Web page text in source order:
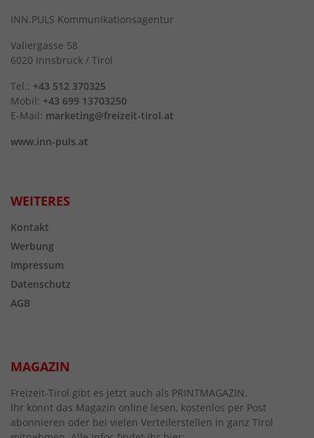
INN.PULS Kommunikationsagentur
Valiergasse 58
6020 Innsbruck / Tirol
Tel.: +43 512 370325
Mobil: +43 699 13703250
E-Mail: marketing@freizeit-tirol.at
www.inn-puls.at
WEITERES
Kontakt
Werbung
Impressum
Datenschutz
AGB
MAGAZIN
Freizeit-Tirol gibt es jetzt auch als PRINTMAGAZIN.
Ihr könnt das Magazin online lesen, kostenlos per Post
abonnieren oder bei vielen Verteilerstellen in ganz Tirol